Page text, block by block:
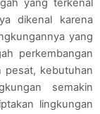
yang terkenal
dikenal karena
yang
perkembangan
pesat, kebutuhan
semakin
lingkungan